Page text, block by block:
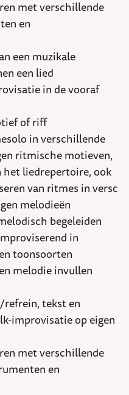
met verschillende
en
een muzikale
een lied
in de vooraf
of riff
in verschillende
ritmische motieven,
liedrepertoire, ook
van ritmes in versc
melodieën
begeleiden
in
toonsoorten
melodie invullen
tekst en
improvisatie op eigen
met verschillende
en